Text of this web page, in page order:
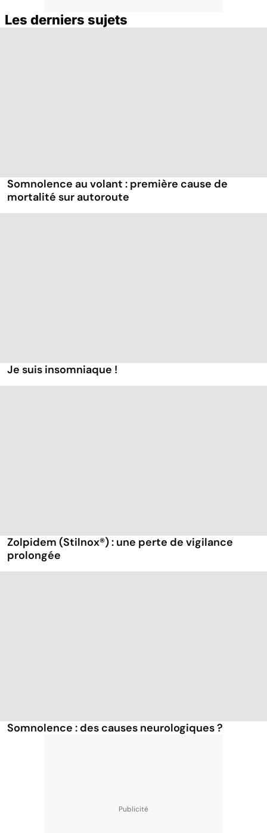
Les derniers sujets
Somnolence au volant : première cause de
mortalité sur autoroute
Je suis insomniaque !
Zolpidem (Stilnox®) : une perte de vigilance
prolongée
Somnolence : des causes neurologiques ?